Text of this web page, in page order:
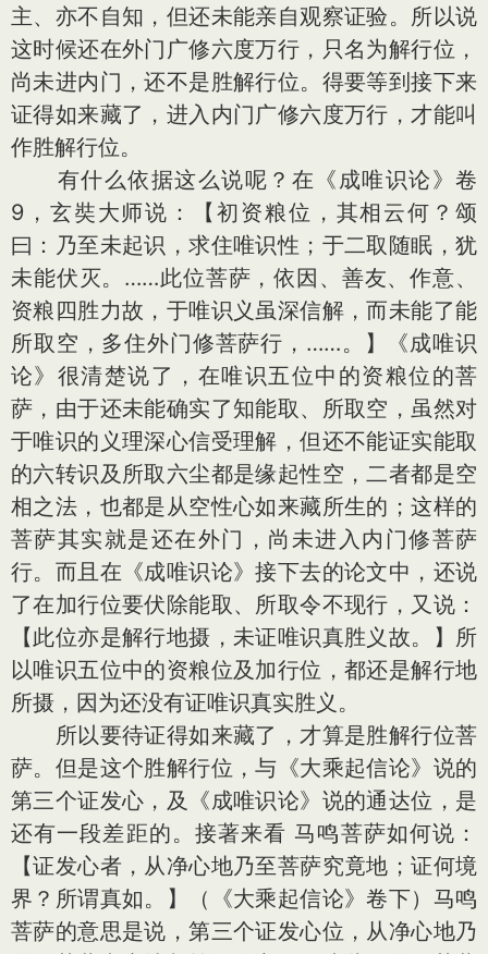
主、亦不自知，但还未能亲自观察证验。所以说
这时候还在外门广修六度万行，只名为解行位，
尚未进内门，还不是胜解行位。得要等到接下来
证得如来藏了，进入内门广修六度万行，才能叫
作胜解行位。
有什么依据这么说呢？在《成唯识论》卷
9，玄奘大师说：【初资粮位，其相云何？颂
曰：乃至未起识，求住唯识性；于二取随眠，犹
未能伏灭。……此位菩萨，依因、善友、作意、
资粮四胜力故，于唯识义虽深信解，而未能了能
所取空，多住外门修菩萨行，……。】《成唯识
论》很清楚说了，在唯识五位中的资粮位的菩
萨，由于还未能确实了知能取、所取空，虽然对
于唯识的义理深心信受理解，但还不能证实能取
的六转识及所取六尘都是缘起性空，二者都是空
相之法，也都是从空性心如来藏所生的；这样的
菩萨其实就是还在外门，尚未进入内门修菩萨
行。而且在《成唯识论》接下去的论文中，还说
了在加行位要伏除能取、所取令不现行，又说：
【此位亦是解行地摄，未证唯识真胜义故。】所
以唯识五位中的资粮位及加行位，都还是解行地
所摄，因为还没有证唯识真实胜义。
所以要待证得如来藏了，才算是胜解行位菩
萨。但是这个胜解行位，与《大乘起信论》说的
第三个证发心，及《成唯识论》说的通达位，是
还有一段差距的。接著来看 马鸣菩萨如何说：
【证发心者，从净心地乃至菩萨究竟地；证何境
界？所谓真如。】（《大乘起信论》卷下）马鸣
菩萨的意思是说，第三个证发心位，从净心地乃